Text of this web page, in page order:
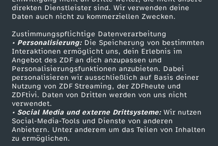
direkten Dienstleister sind. Wir verwenden deine
Daten auch nicht zu kommerziellen Zwecken.
Zustimmungspflichtige Datenverarbeitung
• Personalisierung:Die Speicherung von bestimmten
Interaktionen ermöglicht uns, dein Erlebnis im
Angebot des ZDF an dich anzupassen und
Personalisierungsfunktionen anzubieten. Dabei
personalisieren wir ausschließlich auf Basis deiner
Nutzung von ZDF Streaming, der ZDFheute und
ZDFtivi. Daten von Dritten werden von uns nicht
verwendet.
• Social Media und externe Drittsysteme:Wir nutzen
Social-Media-Tools und Dienste von anderen
Anbietern. Unter anderem um das Teilen von Inhalten
zu ermöglichen.
i
l
c
h
e
n
Smart TV
ZDFtext
Livestreams
Sendungen A-Z
TV-Programm
Kontakt zum ZDF
Tickets
Zuschauerservice
Hilfe
ZDF Unternehmen
Karriere